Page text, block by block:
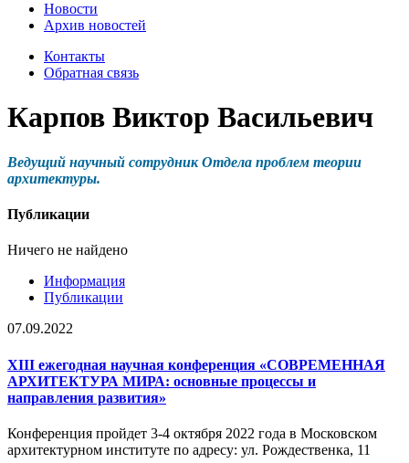
Новости
Архив новостей
Контакты
Обратная связь
Карпов Виктор Васильевич
Ведущий научный сотрудник Отдела проблем теории
архитектуры.
Публикации
Ничего не найдено
Информация
Публикации
07.09.2022
XIII ежегодная научная конференция «СОВРЕМЕННАЯ
АРХИТЕКТУРА МИРА: основные процессы и
направления развития»
Конференция пройдет 3-4 октября 2022 года в Московском
архитектурном институте по адресу: ул. Рождественка, 11